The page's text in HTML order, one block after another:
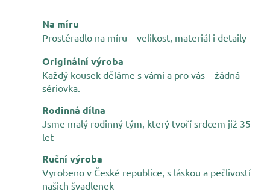
Na míru
Prostěradlo na míru – velikost, materiál i detaily
Originální výroba
Každý kousek děláme s vámi a pro vás – žádná
sériovka.
Rodinná dílna
Jsme malý rodinný tým, který tvoří srdcem již 35
let
Ruční výroba
Vyrobeno v České republice, s láskou a pečlivostí
našich švadlenek